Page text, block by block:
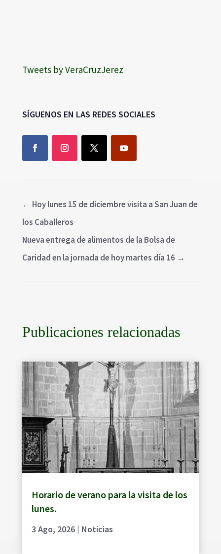
Tweets by VeraCruzJerez
SÍGUENOS EN LAS REDES SOCIALES
← Hoy lunes 15 de diciembre visita a San Juan de
los Caballeros
Nueva entrega de alimentos de la Bolsa de
Caridad en la jornada de hoy martes día 16 →
Publicaciones relacionadas
Horario de verano para la visita de los
lunes.
3 Ago, 2026| Noticias